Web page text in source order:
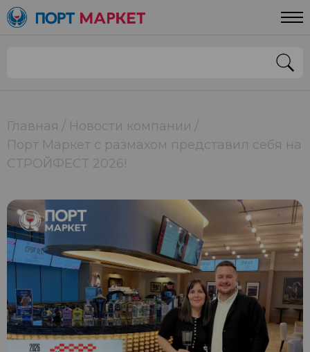
Главная
Новости компании
Порт Маркет с размахом представил себя на
СТРОЙФЕСТ 2026!